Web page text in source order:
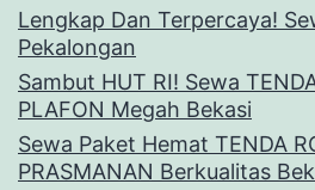
Lengkap Dan Terpercaya!
Pekalongan
Sambut HUT RI! Sewa
PLAFON Megah Bekasi
Sewa Paket Hemat TENDA
PRASMANAN Berkualitas